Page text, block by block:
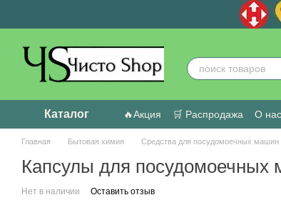
Каталог 🔥Акция 🛒 Распродажа О нас
Пользовательское соглашение
Главная Бытовая химия Средства для посудомоечных машин
Капсулы для
Нет в наличии Оставить отзыв